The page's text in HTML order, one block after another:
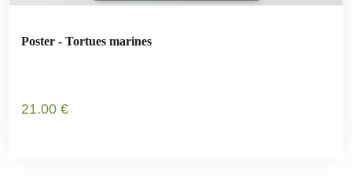
Poster - Tortues marines
21.00 €